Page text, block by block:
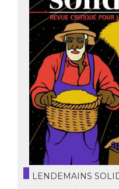
LENDEMAINS